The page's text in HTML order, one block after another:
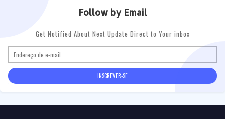
Follow by Email
Get Notified About Next Update Direct to Your inbox